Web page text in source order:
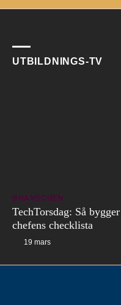
UTBILDNINGS-TV
BRANSCHEN
TechTorsdag: Så
chefens checklista
19 mars